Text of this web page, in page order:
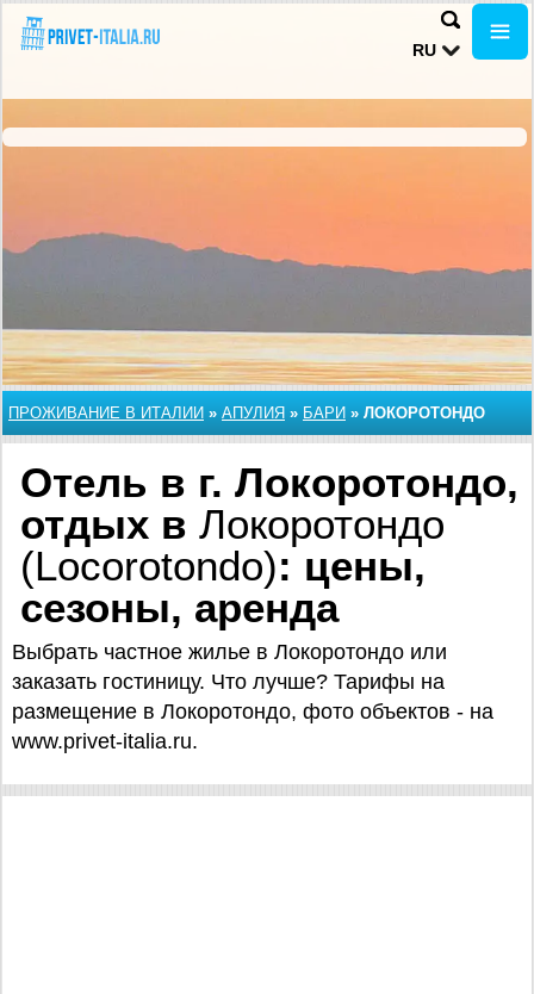
RU
ПРОЖИВАНИЕ В ИТАЛИИ » АПУЛИЯ » БАРИ » ЛОКОРОТОНДО
Отель в г. Локоротондо,
отдых в Локоротондо
(Locorotondo): цены,
сезоны, аренда
Выбрать частное жилье в Локоротондо или
заказать гостиницу. Что лучше? Тарифы на
размещение в Локоротондо, фото объектов - на
www.privet-italia.ru.